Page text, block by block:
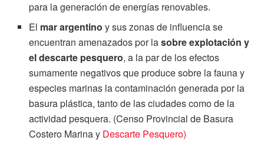
para la generación de energías renovables.
El mar argentino y sus zonas de influencia se
encuentran amenazados por lasobre explotación y
el descarte pesquero, a la par de los efectos
sumamente negativos que produce sobre la fauna y
especies marinas la contaminación generada por la
basura plástica, tanto de las ciudades como de la
actividad pesquera. (Censo Provincial de Basura
Costero Marina y Descarte Pesquero)